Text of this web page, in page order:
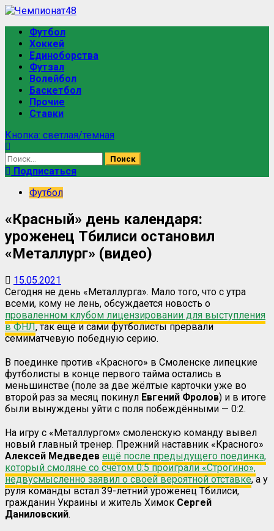
Перейти
содержимому
Основное
меню
Футбол
Хоккей
Единоборства
Футзал
Волейбол
Баскетбол
Прочие
Ставки
Кнопка: светлая/темная
Найти:
Подписаться
Футбол
«Красный» день календаря:
уроженец Тбилиси остановил
«Металлург» (видео)
15.05.2021
Сегодня не день «Металлурга». Мало того, что с утра
всеми, кому не лень, обсуждается новость о
проваленном клубом лицензировании для выступления
в ФНЛ, так ещё и сами футболисты прервали
семиматчевую победную серию.
В поединке против «Красного» в Смоленске липецкие
футболисты в конце первого тайма остались в
меньшинстве (поле за две жёлтые карточки уже во
второй раз за месяц покинул Евгений Фролов) и в итоге
были вынуждены уйти с поля побеждёнными — 0:2.
На игру с «Металлургом» смоленскую команду вывел
новый главный тренер. Прежний наставник «Красного»
Алексей Медведев ещё после предыдущего поединка,
который смоляне со счётом 0:5 проиграли «Строгино»,
недвусмысленно заявил о своей вероятной отставке, а у
руля команды встал 39-летний уроженец Тбилиси,
гражданин Украины и житель Химок Сергей
Даниловский.